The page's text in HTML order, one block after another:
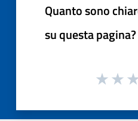
Quanto sono
su questa pagina?